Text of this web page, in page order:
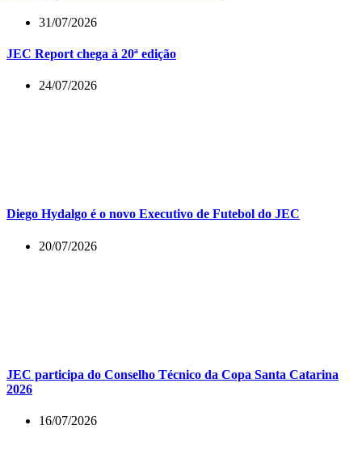
31/07/2026
JEC Report chega à 20ª edição
24/07/2026
Diego Hydalgo é o novo Executivo de Futebol do JEC
20/07/2026
JEC participa do Conselho Técnico da Copa Santa Catarina
2026
16/07/2026